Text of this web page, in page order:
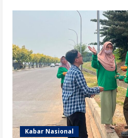
Kabar Nasional